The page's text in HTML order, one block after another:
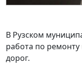
В Рузском
работа по
дорог.